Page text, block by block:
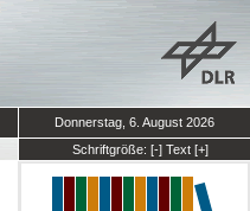
Donnerstag, 6. August 2026
Schriftgröße: [-] Text [+]